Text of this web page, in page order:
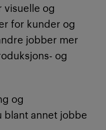
visuelle og
for kunder og
jobber mer
og
og
blant annet jobbe